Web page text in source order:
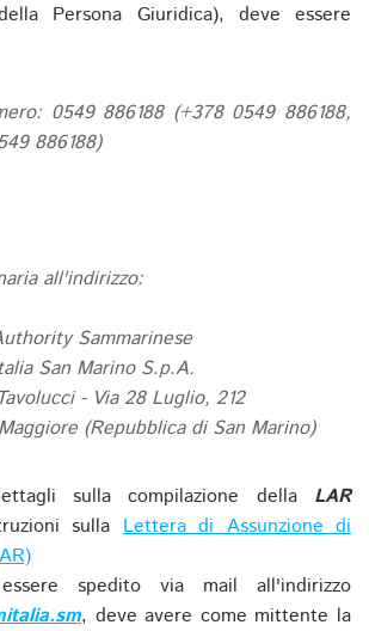
Persona Giuridica), deve essere
0549 886188 (+378 0549 886188,
886188)
all'indirizzo:
Sammarinese
San Marino S.p.A.
- Via 28 Luglio, 212
(Repubblica di San Marino)
sulla compilazione della LAR
sullaLettera di Assunzione di
spedito via mail all'indirizzo
, deve avere come mittente la